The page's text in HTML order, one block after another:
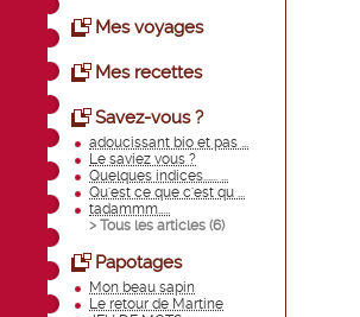
Mes voyages
Mes recettes
Savez-vous ?
adoucissant bio et pas ...
Le saviez vous ?
Quelques indices...... ...
Qu'est ce que c'est qu ...
tadammm.....
> Tous les articles (6)
Papotages
Mon beau sapin
Le retour de Martine